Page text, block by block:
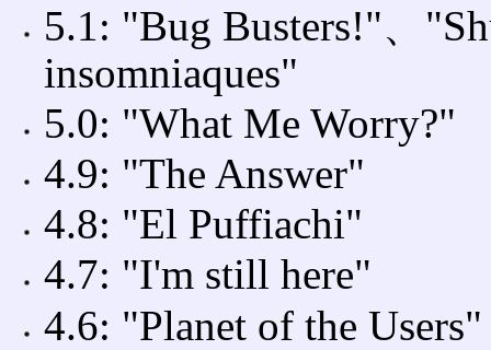
5.1: "Bug Busters!"、
insomniaques"
5.0: "What Me Worry?"
4.9: "The Answer"
4.8: "El Puffiachi"
4.7: "I'm still here"
4.6: "Planet of the Users"